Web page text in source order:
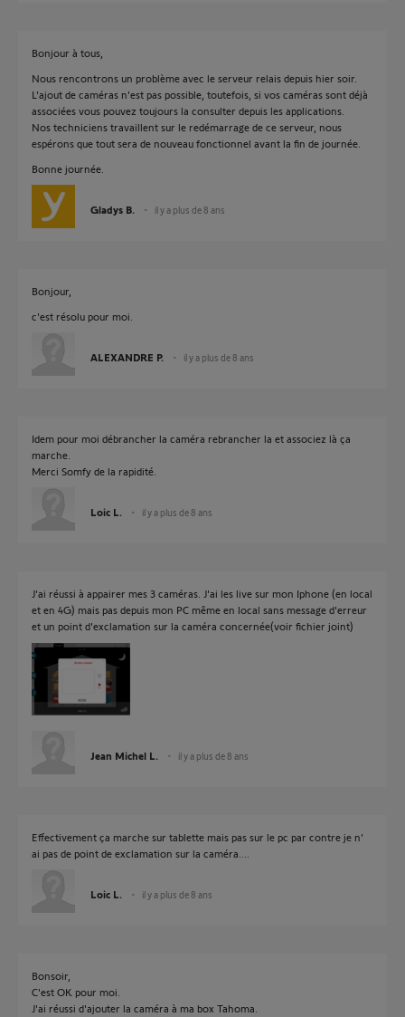
Bonjour à tous,
Nous rencontrons un problème avec le serveur relais depuis hier soir.
L'ajout de caméras n'est pas possible, toutefois, si vos caméras sont déjà
associées vous pouvez toujours la consulter depuis les applications.
Nos techniciens travaillent sur le redémarrage de ce serveur, nous
espérons que tout sera de nouveau fonctionnel avant la fin de journée.
Bonne journée.
Gladys B. il y a plus de 8 ans
Bonjour,
c'est résolu pour moi.
ALEXANDRE P. il y a plus de 8 ans
Idem pour moi débrancher la caméra rebrancher la et associez là ça
marche.
Merci Somfy de la rapidité.
Loic L. il y a plus de 8 ans
J'ai réussi à appairer mes 3 caméras. J'ai les live sur mon Iphone (en local
et en 4G) mais pas depuis mon PC même en local sans message d'erreur
et un point d'exclamation sur la caméra concernée(voir fichier joint)
Jean Michel L. il y a plus de 8 ans
Effectivement ça marche sur tablette mais pas sur le pc par contre je n'
ai pas de point de exclamation sur la caméra....
Loic L. il y a plus de 8 ans
Bonsoir,
C'est OK pour moi.
J'ai réussi d'ajouter la caméra à ma box Tahoma.